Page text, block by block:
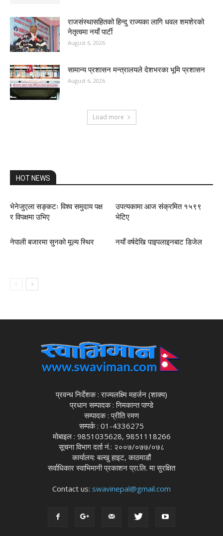
राजसंस्थासहितको हिन्दु राज्यका लागि धवल शमशेरको
नेतृत्वमा नयाँ पार्टी
August 6, 2026
सामान्य प्रशासन मन्त्रालयले देशभरका भूमि प्रशासन
August 6, 2026
Load more
HOT NEWS
भेनेजुएला सङ्कटः विश्व समुदाय पक्ष
र विपक्षमा उभिए
उपत्यकामा आज संक्रमित १५९९
भेटिए
नेपाली बजारमा सुनको मूल्य स्थिर नयाँ वर्षदेखि पाइपलाइनबाट डिजेल
प्रवन्ध निर्देशक : राज्यलक्ष्मि महर्जन (शाक्य)
प्रधान सम्पादक : निमकान्त पाण्डे
सम्पादक : प्रीति रमण
सम्पर्क : 01-4336275
मोबाइल : 9851035628, 9851118266
सूचना विभाग दर्ता नं.: २००७/०७७/०७८
कार्यालय: बल्खु हाइट, काठमाडौं
सर्वाधिकार स्वाभिमानी प्रकाशन प्रा.लि. मा सुरक्षित
Contact us: swavinepal@gmail.com